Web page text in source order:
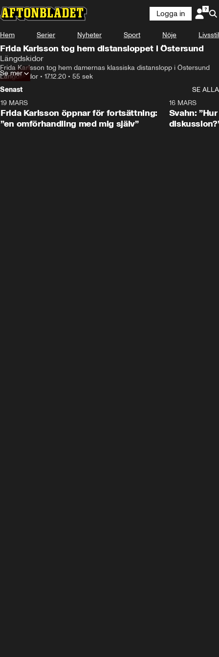
Logga in
Hem Serier Nyheter Sport Nöje Livsstil
Frida Karlsson tog hem distansloppet i Östersund
Längdskidor
Frida Karlsson tog hem damernas klassiska distanslopp i Östersund
Längdskidor • 17.12.20 • 55 sek
Se mer
Senast
SE ALLA
19 MARS
Frida Karlsson öppnar för fortsättning:
”en omförhandling med mig själv”
16 MARS
Svahn: